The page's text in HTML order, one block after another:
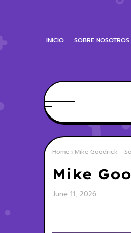
INICIO SOBRE NOSOTROS
Home Mike Goodrick -
Mike
June 11, 2026